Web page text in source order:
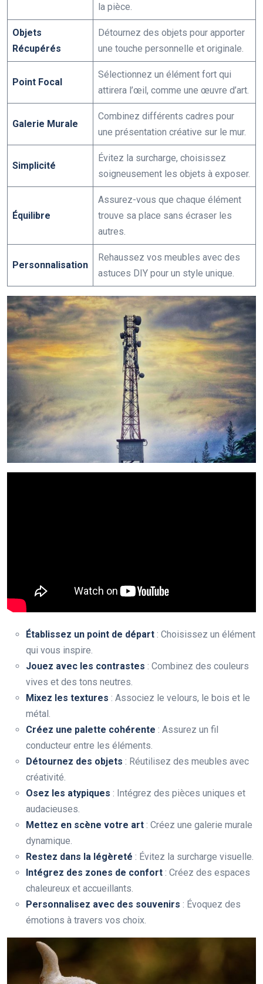
la pièce.
Objets
Récupérés
Détournez des objets pour apporter
une touche personnelle et originale.
Point Focal
Sélectionnez un élément fort qui
attirera l’œil, comme une œuvre d’art.
Galerie Murale
Combinez différents cadres pour
une présentation créative sur le mur.
Simplicité
Évitez la surcharge, choisissez
soigneusement les objets à exposer.
Équilibre
Assurez-vous que chaque élément
trouve sa place sans écraser les
autres.
Personnalisation
Rehaussez vos meubles avec des
astuces DIY pour un style unique.
Établissez un point de départ : Choisissez un élément
qui vous inspire.
Jouez avec les contrastes : Combinez des couleurs
vives et des tons neutres.
Mixez les textures : Associez le velours, le bois et le
métal.
Créez une palette cohérente : Assurez un fil
conducteur entre les éléments.
Détournez des objets : Réutilisez des meubles avec
créativité.
Osez les atypiques : Intégrez des pièces uniques et
audacieuses.
Mettez en scène votre art : Créez une galerie murale
dynamique.
Restez dans la légèreté : Évitez la surcharge visuelle.
Intégrez des zones de confort : Créez des espaces
chaleureux et accueillants.
Personnalisez avec des souvenirs : Évoquez des
émotions à travers vos choix.